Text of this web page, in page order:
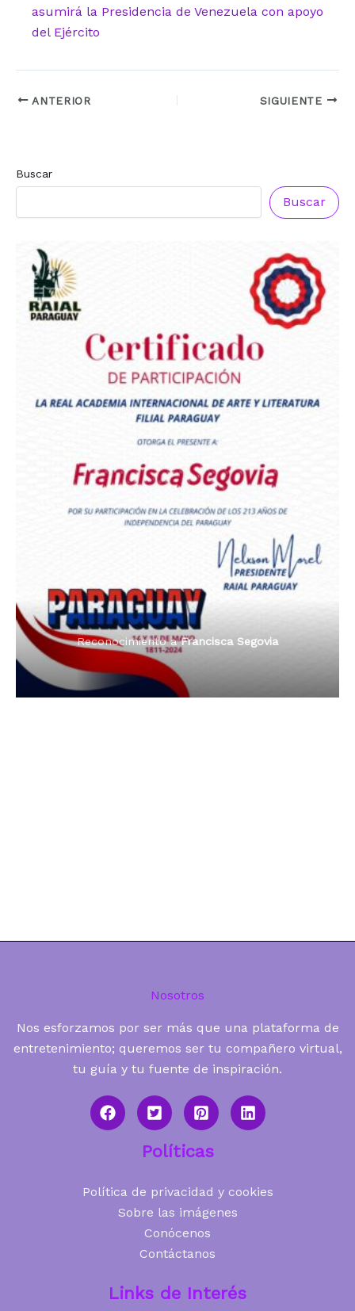
asumirá la Presidencia de Venezuela con apoyo
del Ejército
ANTERIOR SIGUIENTE
Buscar
Buscar
Dama de Oro 2024
Reconocimiento aFrancisca Segovia
Reconocimiento aFrancisca Segovia
Radio Tribuna Abierta
Radio Tribuna Abierta
Radio Oñondivepa Paraguay
Premio Orgullo Paraguayo
Reconocimiento aFrancisca Segovia
Nosotros
Nos esforzamos por ser más que una plataforma de
entretenimiento; queremos ser tu compañero virtual,
tu guía y tu fuente de inspiración.
Políticas
Política de privacidad y cookies
Sobre las imágenes
Conócenos
Contáctanos
Links de Interés